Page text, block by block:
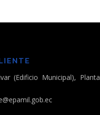
(Edificio Municipal), Planta